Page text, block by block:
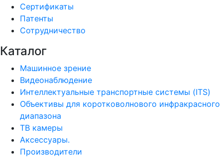
Сертификаты
Патенты
Сотрудничество
Каталог
Машинное зрение
Видеонаблюдение
Интеллектуальные транспортные системы (ITS)
Объективы для коротковолнового инфракрасного
диапазона
ТВ камеры
Аксессуары.
Производители